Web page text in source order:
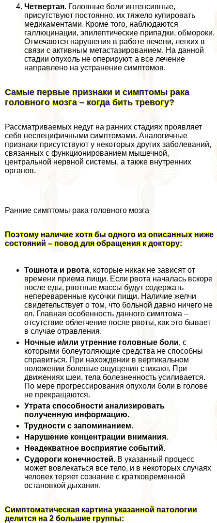
Четвертая. Головные боли интенсивные,
присутствуют постоянно, их тяжело купировать
медикаментами. Кроме того, наблюдаются
галлюцинации, эпилептические припадки, обмороки.
Отмечаются нарушения в работе печени, легких в
связи с активным метастазированием. На данной
стадии опухоль не оперируют, а все лечение
направлено на устранение симптомов.
Самые первые признаки и симптомы paка
головного мозга – когда бить тревогу?
Рассматриваемых недуг на ранних стадиях проявляет
себя неспецифичными симптомами. Аналогичные
признаки присутствуют у некоторых других заболеваний,
связанных с функционированием мышечной,
центральной нервной системы, а также внутренних
органов.
Ранние симптомы paка головного мозга
Поэтому наличие хотя бы одного из описанных ниже
состояний – повод для обращения к доктору:
Тошнота и рвота, которые никак не зависят от
времени приема пищи. Если рвота началась вскоре
после еды, рвотные массы будут содержать
непереваренные кусочки пищи. Наличие желчи
свидетельствует о том, что больной давно ничего не
ел. Главная особенность данного симптома –
отсутствие облегчение после рвоты, как это бывает
в случае отравления.
Ночные и/или утренние головные боли, с
которыми болеутоляющие средства не способны
справиться. При нахождении в вертикальном
положении болевые ощущения стихают. При
движениях шеи, тела болезненность усиливается.
По мере прогрессирования опухоли боли в голове
не прекращаются.
Утрата способности анализировать
полученную информацию.
Трудности с запоминанием.
Нарушение концентрации внимания.
Неадекватное восприятие событий.
Судороги конечностей. В указанный процесс
может вовлекаться все тело, и в некоторых случаях
человек теряет сознание с кратковременной
остановкой дыхания.
Симптоматическая картина указанной патологии
делится на 2 большие группы: